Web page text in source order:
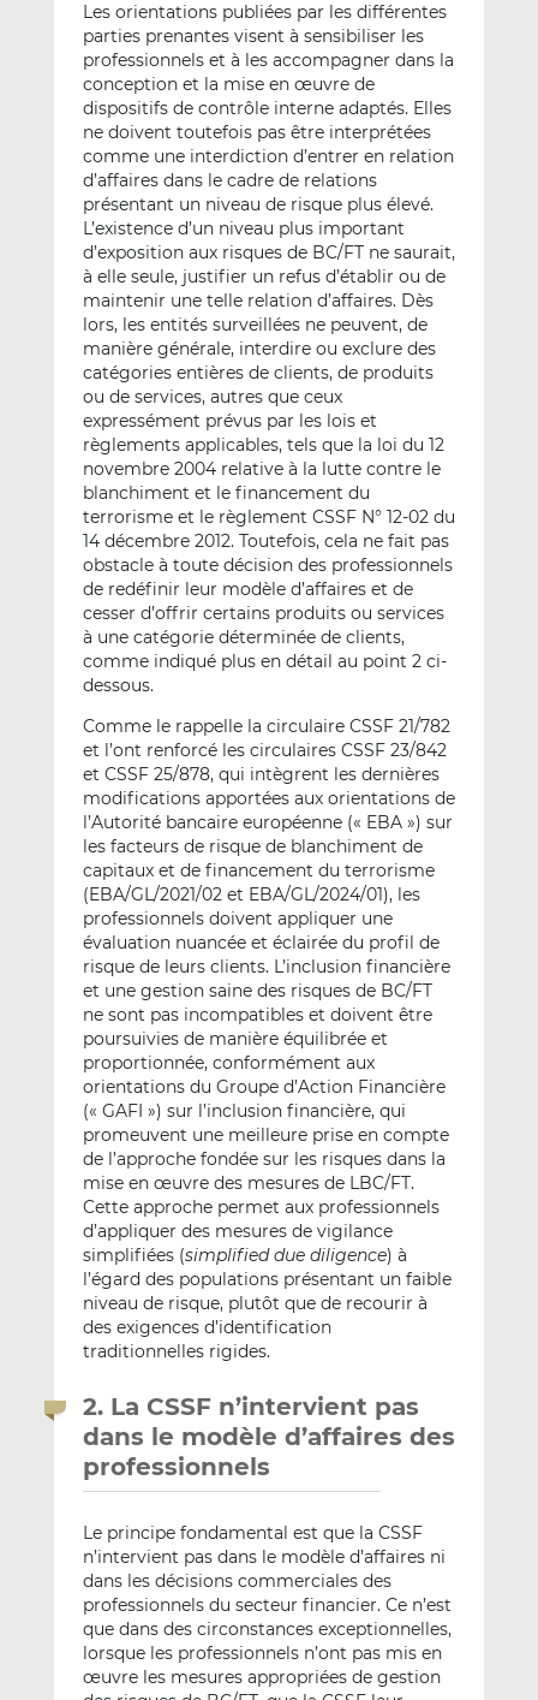
Les orientations publiées par les différentes
parties prenantes visent à sensibiliser les
professionnels et à les accompagner dans la
conception et la mise en œuvre de
dispositifs de contrôle interne adaptés. Elles
ne doivent toutefois pas être interprétées
comme une interdiction d’entrer en relation
d’affaires dans le cadre de relations
présentant un niveau de risque plus élevé.
L’existence d’un niveau plus important
d’exposition aux risques de BC/FT ne saurait,
à elle seule, justifier un refus d’établir ou de
maintenir une telle relation d’affaires. Dès
lors, les entités surveillées ne peuvent, de
manière générale, interdire ou exclure des
catégories entières de clients, de produits
ou de services, autres que ceux
expressément prévus par les lois et
règlements applicables, tels que la loi du 12
novembre 2004 relative à la lutte contre le
blanchiment et le financement du
terrorisme et le règlement CSSF N° 12-02 du
14 décembre 2012. Toutefois, cela ne fait pas
obstacle à toute décision des professionnels
de redéfinir leur modèle d’affaires et de
cesser d’offrir certains produits ou services
à une catégorie déterminée de clients,
comme indiqué plus en détail au point 2 ci-
dessous.
Comme le rappelle la circulaire CSSF 21/782
et l’ont renforcé les circulaires CSSF 23/842
et CSSF 25/878, qui intègrent les dernières
modifications apportées aux orientations de
l’Autorité bancaire européenne (« EBA ») sur
les facteurs de risque de blanchiment de
capitaux et de financement du terrorisme
(EBA/GL/2021/02 et EBA/GL/2024/01), les
professionnels doivent appliquer une
évaluation nuancée et éclairée du profil de
risque de leurs clients. L’inclusion financière
et une gestion saine des risques de BC/FT
ne sont pas incompatibles et doivent être
poursuivies de manière équilibrée et
proportionnée, conformément aux
orientations du Groupe d’Action Financière
(« GAFI ») sur l’inclusion financière, qui
promeuvent une meilleure prise en compte
de l’approche fondée sur les risques dans la
mise en œuvre des mesures de LBC/FT.
Cette approche permet aux professionnels
d’appliquer des mesures de vigilance
simplifiées (simplified due diligence) à
l’égard des populations présentant un faible
niveau de risque, plutôt que de recourir à
des exigences d’identification
traditionnelles rigides.
2. La CSSF n’intervient pas
dans le modèle d’affaires des
professionnels
Le principe fondamental est que la CSSF
n’intervient pas dans le modèle d’affaires ni
dans les décisions commerciales des
professionnels du secteur financier. Ce n’est
que dans des circonstances exceptionnelles,
lorsque les professionnels n’ont pas mis en
œuvre les mesures appropriées de gestion